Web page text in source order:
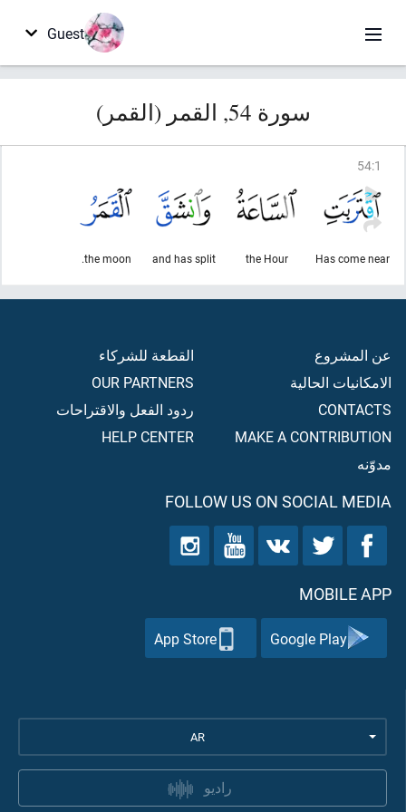
Guest
سورة 54, القمر (القمر)
54:1
Has come near
the Hour
and has split
the moon.
عن المشروع
الامكانيات الحالية
CONTACTS
MAKE A CONTRIBUTION
مدوّنه
القطعة للشركاء
OUR PARTNERS
ردود الفعل والاقتراحات
HELP CENTER
FOLLOW US ON SOCIAL MEDIA
MOBILE APP
Google Play
App Store
AR
راديو